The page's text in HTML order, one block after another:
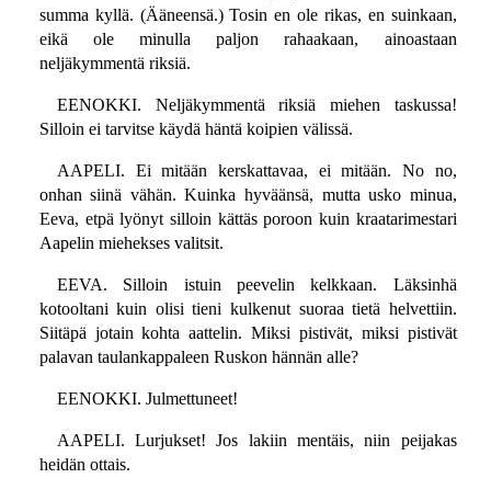
summa kyllä. (Ääneensä.) Tosin en ole rikas, en suinkaan,
eikä ole minulla paljon rahaakaan, ainoastaan
neljäkymmentä riksiä.
EENOKKI. Neljäkymmentä riksiä miehen taskussa!
Silloin ei tarvitse käydä häntä koipien välissä.
AAPELI. Ei mitään kerskattavaa, ei mitään. No no,
onhan siinä vähän. Kuinka hyväänsä, mutta usko minua,
Eeva, etpä lyönyt silloin kättäs poroon kuin kraatarimestari
Aapelin miehekses valitsit.
EEVA. Silloin istuin peevelin kelkkaan. Läksinhä
kotooltani kuin olisi tieni kulkenut suoraa tietä helvettiin.
Siitäpä jotain kohta aattelin. Miksi pistivät, miksi pistivät
palavan taulankappaleen Ruskon hännän alle?
EENOKKI. Julmettuneet!
AAPELI. Lurjukset! Jos lakiin mentäis, niin peijakas
heidän ottais.